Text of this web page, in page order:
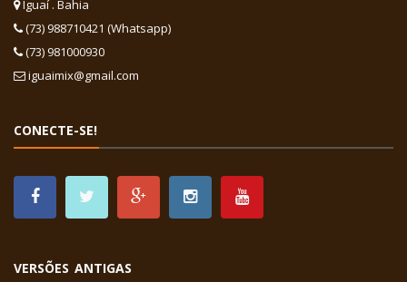
Iguaí . Bahia
(73) 988710421 (Whatsapp)
(73) 981000930
iguaimix@gmail.com
CONECTE-SE!
VERSÕES ANTIGAS